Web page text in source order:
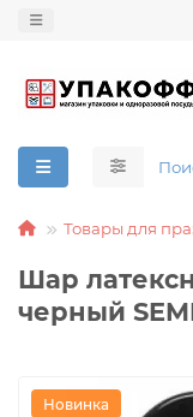
Товары для
Шар
черный
Новинка